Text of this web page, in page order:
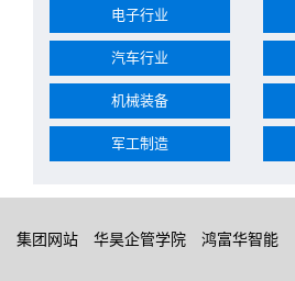
电子行业
汽车行业
机械装备
军工制造
集团网站 华昊企管学院 鸿富华智能